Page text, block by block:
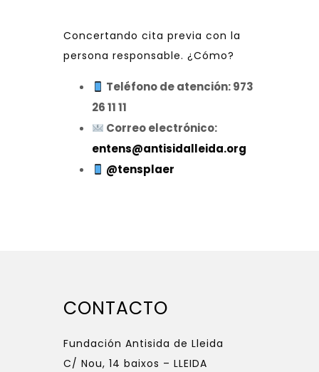
Concertando cita previa con la
persona responsable. ¿Cómo?
Teléfono de atención: 973
26 11 11
Correo electrónico:
entens@antisidalleida.org
@tensplaer
CONTACTO
Fundación Antisida de Lleida
C/ Nou, 14 baixos – LLEIDA